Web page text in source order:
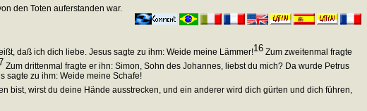
den Toten auferstanden war.
daß ich dich liebe. Jesus sagte zu ihm: Weide meine Lämmer!16 Zum zweitenmal fragte
Zum drittenmal fragte er ihn: Simon, Sohn des Johannes, liebst du mich? Da wurde Petrus
sagte zu ihm: Weide meine Schafe!
bist, wirst du deine Hände ausstrecken, und ein anderer wird dich gürten und dich führen,